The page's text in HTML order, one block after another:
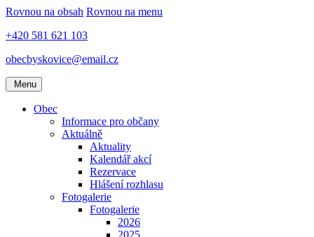
Rovnou na obsah Rovnou na menu
+420 581 621 103
obecbyskovice@email.cz
Menu
Obec
Informace pro občany
Aktuálně
Aktuality
Kalendář akcí
Rezervace
Hlášení rozhlasu
Fotogalerie
Fotogalerie
2026
2025